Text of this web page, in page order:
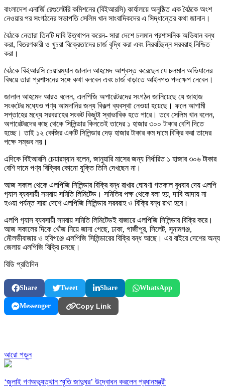
বাংলাদেশ এনার্জি রেগুলেটরি কমিশনের (বিইআরসি) কার্যালয়ে অনুষ্ঠিত এক বৈঠকে অংশ
নেওয়ার পর সংগঠনের সভাপতি সেলিম খান সাংবাদিকদের এ সিদ্ধান্তের কথা জানান।
বৈঠকে নেতারা তিনটি দাবি উত্থাপন করেন- সারা দেশে চলমান প্রশাসনিক অভিযান বন্ধ
করা, বিতরণকারী ও খুচরা বিক্রেতাদের চার্জ বৃদ্ধি করা এবং নিরবচ্ছিন্ন সরবরাহ নিশ্চিত
করা।
বৈঠকে বিইআরসি চেয়ারম্যান জালাল আহমেদ আশ্বস্ত করেছেন যে চলমান অভিযানের
বিষয়ে তারা প্রশাসনের সঙ্গে কথা বলবেন এবং চার্জ বাড়াতে আইনগত পদক্ষেপ নেবেন।
জালাল আহমেদ আরও বলেন, এলপিজি অপারেটরদের সংগঠন জানিয়েছে যে জাহাজ
সংকটের মধ্যেও পণ্য আমদানির জন্য বিকল্প ব্যবস্থা নেওয়া হয়েছে। ফলে আগামী
সপ্তাহের মধ্যে সরবরাহের সংকট কিছুটা স্বাভাবিক হতে পারে। তবে সেলিম খান বলেন,
অপারেটরদের কাছ থেকে সিলিন্ডার কিনতেই তাদের ১ হাজার ৩০০ টাকার বেশি দিতে
হচ্ছে। তাই ১২ কেজির একটি সিলিন্ডার দেড় হাজার টাকার কম দামে বিক্রি করা তাদের
পক্ষে সম্ভব নয়।
এদিকে বিইআরসি চেয়ারম্যান বলেন, জানুয়ারি মাসের জন্য নির্ধারিত ১ হাজার ৩০৬ টাকার
বেশি দামে পণ্য বিক্রির কোনো যুক্তি তিনি দেখছেন না।
আজ সকাল থেকে এলপিজি সিলিন্ডার বিক্রি বন্ধ রাখার ঘোষণা গতকাল বুধবার দেয় এলপি
গ‍্যাস ব্যবসায়ী সমবায় সমিতি লিমিটেড। সমিতির পক্ষ থেকে বলা হয়, দাবি আদায় না
হওয়া পর্যন্ত সারা দেশে এলপিজি সিলিন্ডার সরবরাহ ও বিক্রি বন্ধ রাখা হবে।
এলপি গ‍্যাস ব্যবসায়ী সমবায় সমিতি লিমিটেডই বাজারে এলপিজি সিলিন্ডার বিক্রি করে।
আজ সকালের দিকে খোঁজ নিয়ে জানা গেছে, ঢাকা, গাজীপুর, সিলেট, সুনামগঞ্জ,
মৌলভীবাজার ও হবিগঞ্জে এলপিজি সিলিন্ডারের বিক্রি বন্ধ আছে। এর বাইরে দেশের অন্য
জেলায় এলপিজি বিক্রি চলছে।
বিডি প্রতিদিন
Share Tweet Share WhatsApp
Messenger Copy Link
আরো পড়ুন
‘জুলাই গণঅভ্যুত্থান স্মৃতি জাদুঘর’ উদ্বোধন করলেন প্রধানমন্ত্রী